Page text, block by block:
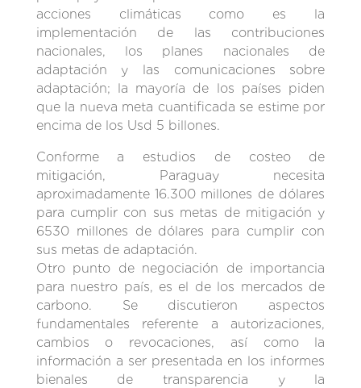
acciones climáticas como es la
implementación de las contribuciones
nacionales, los planes nacionales de
adaptación y las comunicaciones sobre
adaptación; la mayoría de los países piden
que la nueva meta cuantificada se estime por
encima de los Usd 5 billones.
Conforme a estudios de costeo de
mitigación, Paraguay necesita
aproximadamente 16.300 millones de dólares
para cumplir con sus metas de mitigación y
6530 millones de dólares para cumplir con
sus metas de adaptación.
Otro punto de negociación de importancia
para nuestro país, es el de los mercados de
carbono. Se discutieron aspectos
fundamentales referente a autorizaciones,
cambios o revocaciones, así como la
información a ser presentada en los informes
bienales de transparencia y la